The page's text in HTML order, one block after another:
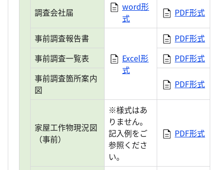
調査会社届
word形
式
PDF形式
事前調査報告書
Excel形
式
PDF形式
事前調査一覧表
PDF形式
事前調査箇所案内
図
PDF形式
家屋工作物現況図
（事前）
※様式はあ
りません。
記入例をご
参照くださ
い。
PDF形式